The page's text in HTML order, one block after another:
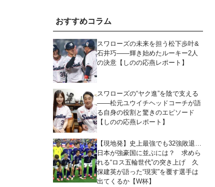
おすすめコラム
スワローズの未来を担う松下歩叶&
石井巧――輝き始めたルーキー2人
の決意【しのの応燕レポート】
スワローズの“ヤク進”を陰で支える
――松元ユウイチヘッドコーチが語
る自身の役割と驚きのエピソード
【しのの応燕レポート】
【現地発】史上最強でも32強敗退…
日本が強豪国に並ぶには？ 求めら
れる“ロス五輪世代”の突き上げ 久
保建英が語った“現実”を覆す選手は
出てくるか【W杯】